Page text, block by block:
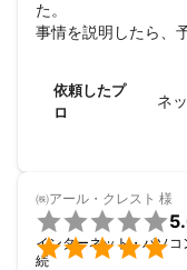
た。
事情を説明したら、
依頼したプ
ロ
㈱アール・クレスト 様


インターネット・パソ
続